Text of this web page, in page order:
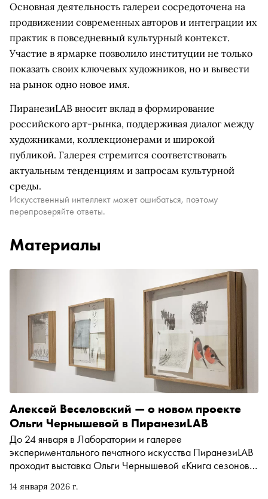
Основная деятельность галереи сосредоточена на
продвижении современных авторов и интеграции их
практик в повседневный культурный контекст.
Участие в ярмарке позволило институции не только
показать своих ключевых художников, но и вывести
на рынок одно новое имя.
ПиранезиLAB вносит вклад в формирование
российского арт-рынка, поддерживая диалог между
художниками, коллекционерами и широкой
публикой. Галерея стремится соответствовать
актуальным тенденциям и запросам культурной
среды.
Искусственный интеллект может ошибаться, поэтому
перепроверяйте ответы.
Материалы
14 января 2026 г.
Алексей Веселовский — о новом проекте
Ольги Чернышевой в ПиранезиLAB
До 24 января в Лаборатории и галерее
экспериментального печатного искусства ПиранезиLAB
проходит выставка Ольги Чернышевой «Книга сезонов»,
художницы с институцией. «Сноб» поговорил с